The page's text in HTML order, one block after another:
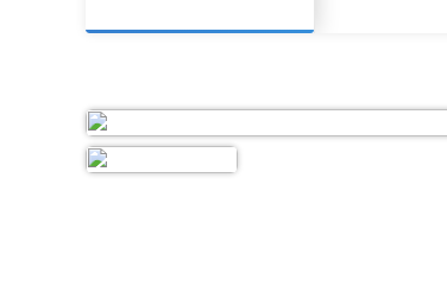
Subaru